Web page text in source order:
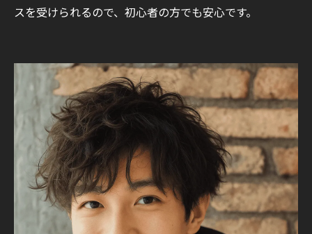
スを受けられるので、初心者の方でも安心です。